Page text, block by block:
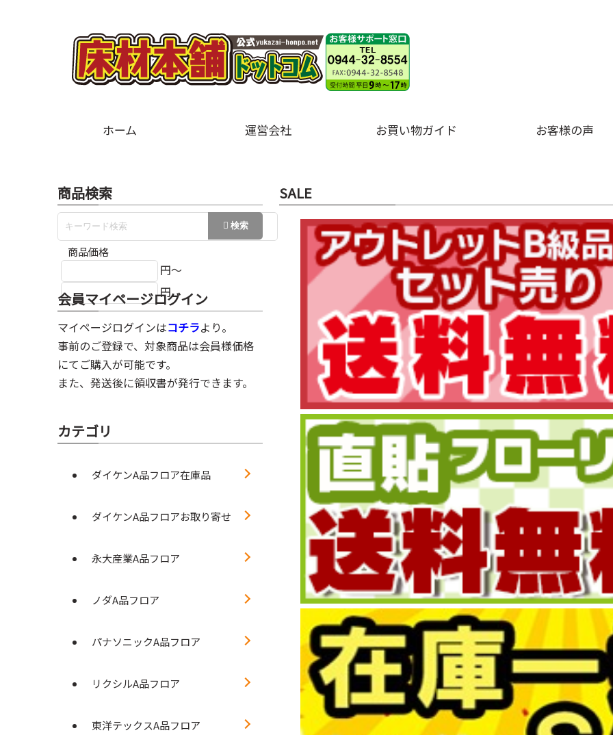
ホーム 運営会社 お買い物ガイド お客様の声
SALE
商品検索
商品価格
円～
円
会員マイページログイン
マイページログインはコチラより。
事前のご登録で、対象商品は会員様価格
にてご購入が可能です。
また、発送後に領収書が発行できます。
カテゴリ
ダイケンA品フロア在庫品
ダイケンA品フロアお取り寄せ
永大産業A品フロア
ノダA品フロア
パナソニックA品フロア
リクシルA品フロア
東洋テックスA品フロア